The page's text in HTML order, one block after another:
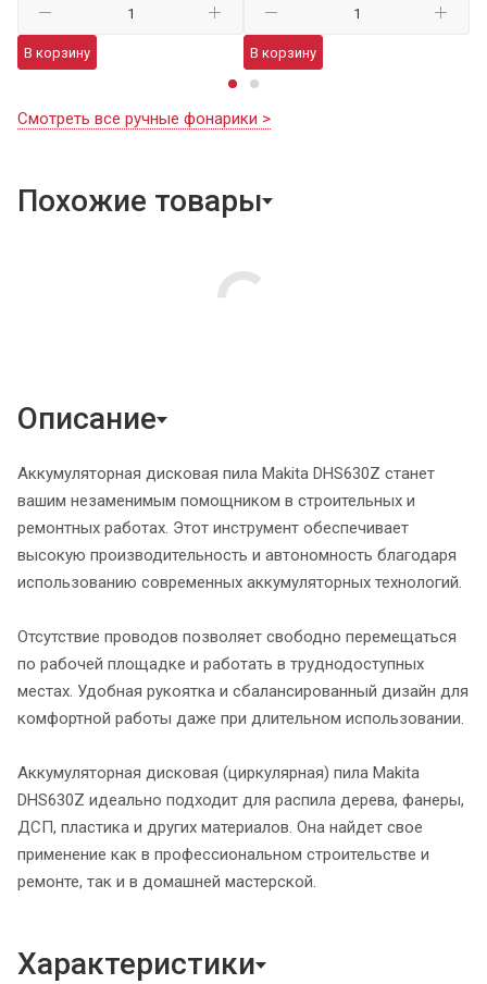
В корзину В корзину
Смотреть все ручные фонарики >
Похожие товары
Описание
Аккумуляторная дисковая пила Makita DHS630Z станет
вашим незаменимым помощником в строительных и
ремонтных работах. Этот инструмент обеспечивает
высокую производительность и автономность благодаря
использованию современных аккумуляторных технологий.
Отсутствие проводов позволяет свободно перемещаться
по рабочей площадке и работать в труднодоступных
местах. Удобная рукоятка и сбалансированный дизайн для
комфортной работы даже при длительном использовании.
Аккумуляторная дисковая (циркулярная) пила Makita
DHS630Z идеально подходит для распила дерева, фанеры,
ДСП, пластика и других материалов. Она найдет свое
применение как в профессиональном строительстве и
ремонте, так и в домашней мастерской.
Характеристики